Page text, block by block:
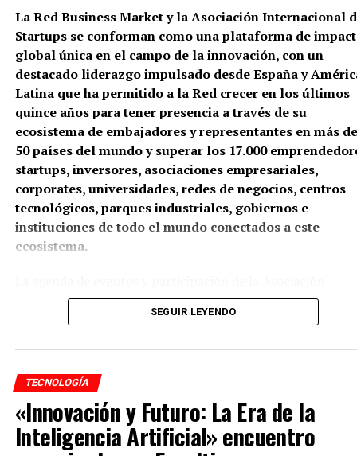
La Red Business Market y la Asociación Internacional
Startups se conforman como una plataforma de
global única en el campo de la innovación, con un
destacado liderazgo impulsado desde España y
Latina que ha permitido a la Red crecer en los últimos
quince años para tener presencia a través de su
ecosistema de embajadores y representantes en más de
50 países del mundo y superar los 17.000
startups, inversores, asociaciones empresariales,
corporates, universidades, redes de negocios, centros
tecnológicos, parques industriales, gobiernos e
instituciones de todo el mundo conectados a este
ecosistema.
Internacional de Startups y la Red Business Market en el
ejercicio 2025/20026 se conforma con más de 20
Colombia), Europa (España y Andorra), Asia (
África (Melilla), Golfo Pérsico (Dubái) y Estados
(Miami).
Los Congresos Internacionales de Startups del Caribe y
SEGUIR LEYENDO
TECNOLOGÍA
«Innovación y Futuro: La Era de la
Inteligencia Artificial» encuentro